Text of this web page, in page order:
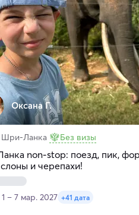
Оксана Г.
Шри-Ланка Без визы
non-stop: поезд, пик,
и черепахи!
1 – 7 мар. 2027 +41 дата